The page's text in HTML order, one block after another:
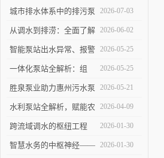
城市排水体系中的排污泵
站：功能定位与维护策略
2026-07-03
从调水到排涝：全面了解
大型泵站的功能与构造
2026-06-02
智能泵站出水异常、报警
频发怎么办？
2026-05-25
一体化泵站全解析：组
成、优势与应用实操指南
2026-05-25
胜泉泵业助力惠州污水泵
站项目落地
2026-05-21
水利泵站全解析，赋能农
田灌溉与防洪排涝
2026-04-09
跨流域调水的枢纽工程
——大型泵站的建设与技
2026-01-30
智慧水务的中枢神经—— 2026-01-30